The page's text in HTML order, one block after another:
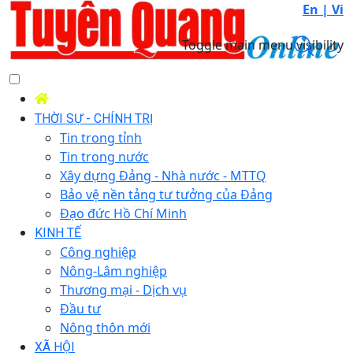
En | Vi
Toggle main menu visibility
THỜI SỰ - CHÍNH TRỊ
Tin trong tỉnh
Tin trong nước
Xây dựng Đảng - Nhà nước - MTTQ
Bảo vệ nền tảng tư tưởng của Đảng
Đạo đức Hồ Chí Minh
KINH TẾ
Công nghiệp
Nông-Lâm nghiệp
Thương mại - Dịch vụ
Đầu tư
Nông thôn mới
XÃ HỘI